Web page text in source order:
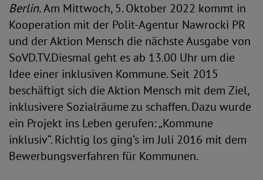
Berlin.Am Mittwoch, 5. Oktober 2022 kommt in
Kooperation mit der Polit-Agentur Nawrocki PR
und der Aktion Mensch die nächste Ausgabe von
SoVD.TV.Diesmal geht es ab 13.00 Uhr um die
Idee einer inklusiven Kommune. Seit 2015
beschäftigt sich die Aktion Mensch mit dem Ziel,
inklusivere Sozialräume zu schaffen. Dazu wurde
ein Projekt ins Leben gerufen: „Kommune
inklusiv“. Richtig los ging‘s im Juli 2016 mit dem
Bewerbungsverfahren für Kommunen.